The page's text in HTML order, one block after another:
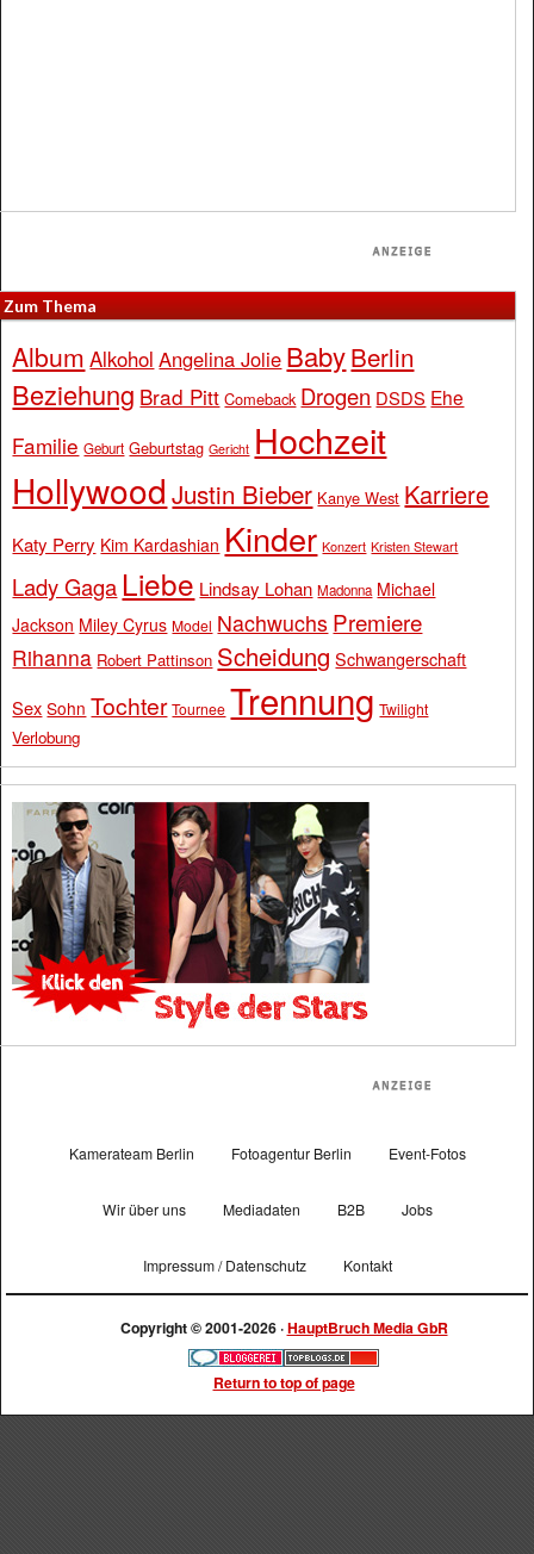
Zum Thema
Album Alkohol Angelina Jolie BabyBerlin
Beziehung Brad Pitt Comeback Drogen DSDS Ehe
Familie Geburt Geburtstag Gericht Hochzeit
Hollywood Justin Bieber Kanye West Karriere
Katy Perry Kim Kardashian Kinder Konzert Kristen Stewart
Lady Gaga Liebe Lindsay Lohan Madonna Michael
Jackson Miley Cyrus Model Nachwuchs Premiere
Rihanna Robert Pattinson Scheidung Schwangerschaft
Sex Sohn Tochter Tournee Trennung Twilight
Verlobung
Kamerateam Berlin Fotoagentur Berlin Event-Fotos
Wir über uns Mediadaten B2B Jobs
Impressum / Datenschutz Kontakt
Copyright © 2001-2026 ·HauptBruch Media GbR
Return to top of page